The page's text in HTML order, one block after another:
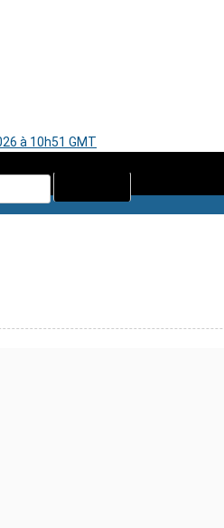
à 10h51 GMT